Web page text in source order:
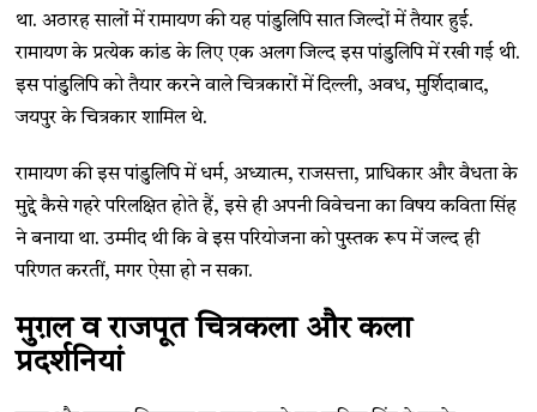
था. अठारह सालों में रामायण की यह पांडुलिपि सात जिल्दों में तैयार हुई.
रामायण के प्रत्येक कांड के लिए एक अलग जिल्द इस पांडुलिपि में रखी गई थी.
इस पांडुलिपि को तैयार करने वाले चित्रकारों में दिल्ली, अवध, मुर्शिदाबाद,
जयपुर के चित्रकार शामिल थे.
रामायण की इस पांडुलिपि में धर्म, अध्यात्म, राजसत्ता, प्राधिकार और वैधता के
मुद्दे कैसे गहरे परिलक्षित होते हैं, इसे ही अपनी विवेचना का विषय कविता सिंह
ने बनाया था. उम्मीद थी कि वे इस परियोजना को पुस्तक रूप में जल्द ही
परिणत करतीं, मगर ऐसा हो न सका.
मुग़ल व राजपूत चित्रकला और कला
प्रदर्शनियां